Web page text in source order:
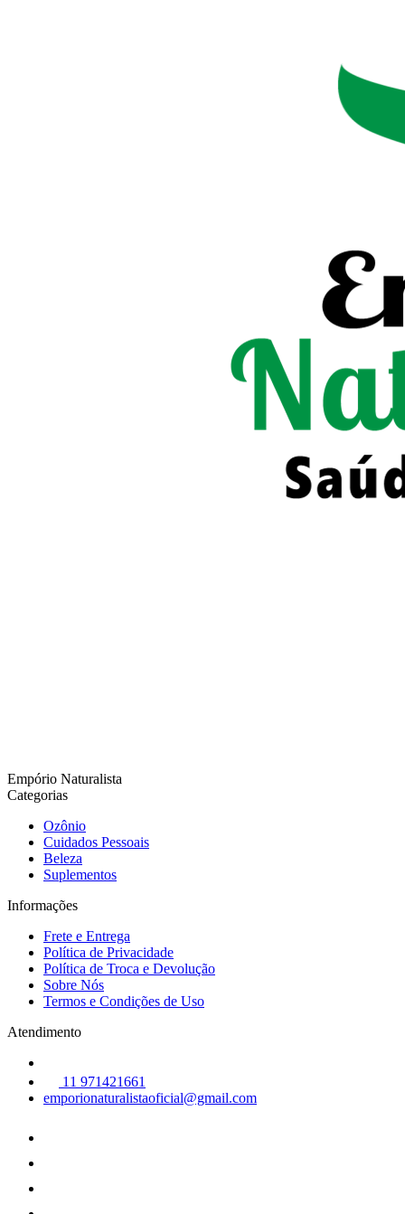
Empório Naturalista
Categorias
Ozônio
Cuidados Pessoais
Beleza
Suplementos
Informações
Frete e Entrega
Política de Privacidade
Política de Troca e Devolução
Sobre Nós
Termos e Condições de Uso
Atendimento
11 971421661
emporionaturalistaoficial@gmail.com